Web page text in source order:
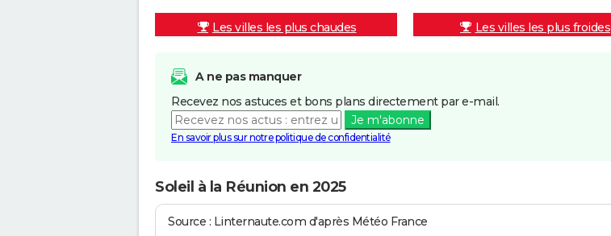
Les villes les plus chaudes Les villes les plus froides
A ne pas manquer
Recevez nos astuces et bons plans directement par e-mail.
Je m'abonne
En savoir plus sur notre politique de confidentialité
Soleil à la Réunion en 2025
Source : Linternaute.com d'après Météo France